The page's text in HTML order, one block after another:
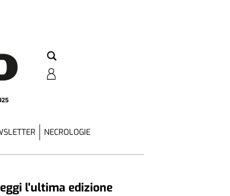
NECROLOGIE
l'ultima edizione